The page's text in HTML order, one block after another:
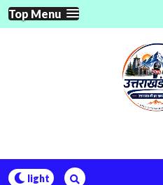
Skip
to
Top Menu